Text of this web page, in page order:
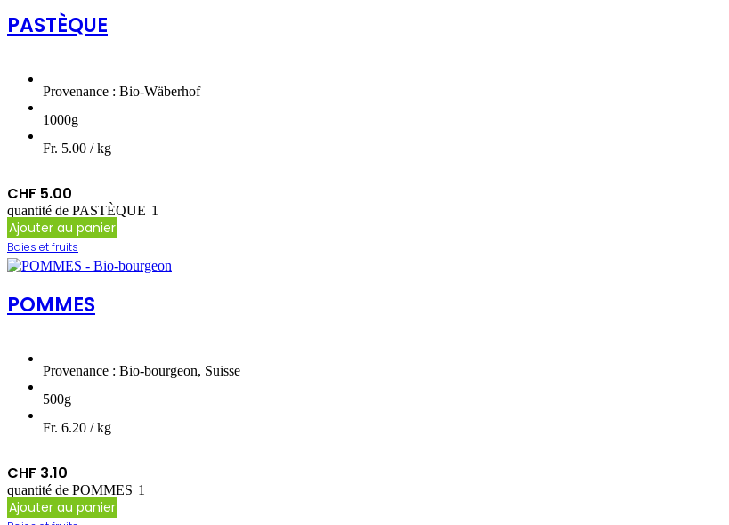
PASTÈQUE
Provenance : Bio-Wäberhof
1000g
Fr. 5.00 / kg
CHF 5.00
quantité de PASTÈQUE
Ajouter au panier
Baies et fruits
POMMES
Provenance : Bio-bourgeon, Suisse
500g
Fr. 6.20 / kg
CHF 3.10
quantité de POMMES
Ajouter au panier